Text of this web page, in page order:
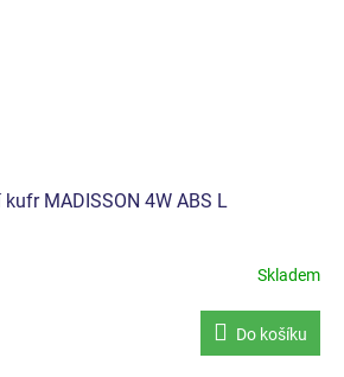
kufr MADISSON 4W ABS L
Skladem
Do košíku